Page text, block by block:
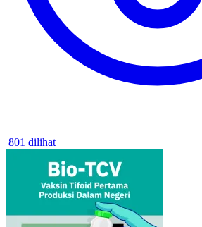
801 dilihat